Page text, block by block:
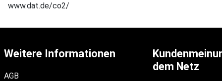
www.dat.de/co2/
Weitere Informationen
AGB
dem Netz